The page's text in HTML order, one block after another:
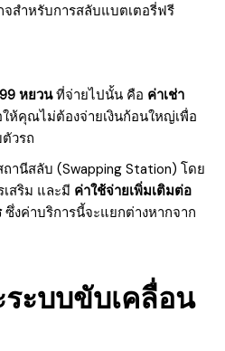
สำหรับการสลับแบตเตอรี่ฟรี
หยวนที่จ่ายไปนั้น คือ ค่าเช่า
ห้คุณไม่ต้องจ่ายเงินก้อนใหญ่เพื่อ
วรถ
านีสลับ (Swapping Station) โดย
สริม และมี ค่าใช้จ่ายเพิ่มเติมต่อ
ซึ่งค่าบริการนี้จะแยกต่างหากจาก
ะบบขับเคลื่อน